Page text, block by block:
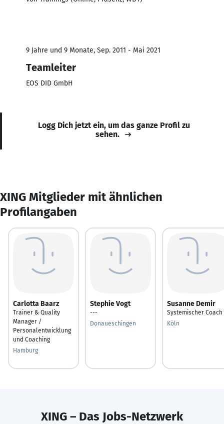
9 Jahre und 9 Monate, Sep. 2011 - Mai 2021
Teamleiter
EOS DID GmbH
Logg Dich jetzt ein, um das ganze Profil zu
sehen.
XING Mitglieder mit ähnlichen
Profilangaben
Carlotta Baarz
Trainer & Quality
Manager /
Personalentwicklung
und Coaching
Hamburg
Stephie Vogt
---
Donaueschingen
Susanne Demir
Systemischer Coach
Köln
XING – Das Jobs-Netzwerk